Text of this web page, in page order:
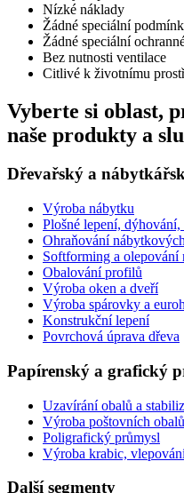
Nízké náklady
Žádné speciální
Žádné speciální
Bez nutnosti ventilace
Citlivé k životnímu
Vyberte si oblast,
naše produkty a
Dřevařský a
Výroba nábytku
Plošné lepení, dýhování,
Ohraňování
Softforming a olepování
Obalování profilů
Výroba oken a dveří
Výroba spárovky a
Konstrukční lepení
Povrchová úprava dřeva
Papírenský a grafický
Uzavírání obalů a
Výroba poštovních obalů
Poligrafický průmysl
Výroba krabic,
Další segmenty